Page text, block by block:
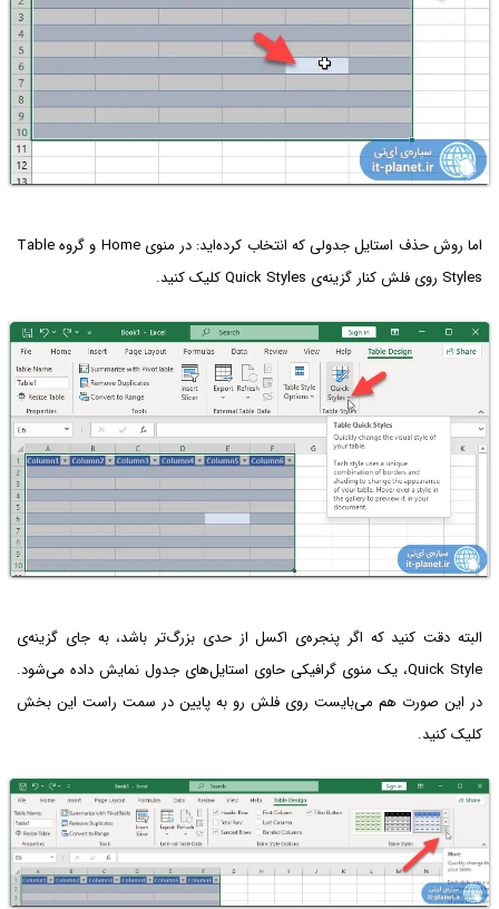
اما روش حذف استایل جدولی که انتخاب کرده‌اید: در منوی Home و گروه Table
Styles روی فلش کنار گزینه‌ی Quick Styles کلیک کنید.
البته دقت کنید که اگر پنجره‌ی اکسل از حدی بزرگ‌تر باشد، به جای گزینه‌ی
Quick Style، یک منوی گرافیکی حاوی استایل‌های جدول نمایش داده می‌شود.
در این صورت هم می‌بایست روی فلش رو به پایین در سمت راست این بخش
کلیک کنید.